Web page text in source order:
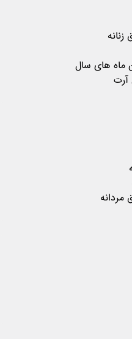
ماه های سال
آرت